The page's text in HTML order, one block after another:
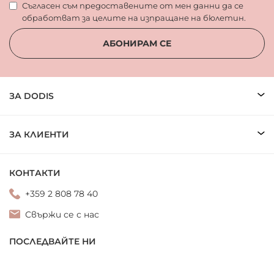
Съгласен съм предоставените от мен данни да се
обработват за целите на изпращане на бюлетин.
АБОНИРАМ СЕ
ЗА DODIS
ЗА КЛИЕНТИ
КОНТАКТИ
+359 2 808 78 40
Свържи се с нас
ПОСЛЕДВАЙТЕ НИ